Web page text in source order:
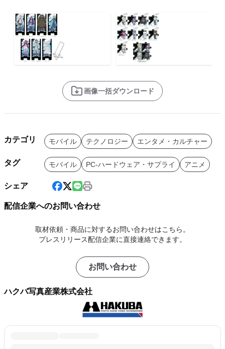
画像一括ダウンロード
カテゴリ モバイル テクノロジー エンタメ・カルチャー
タグ モバイル PC-ハードウェア・サプライ アニメ
シェア
配信企業へのお問い合わせ
取材依頼・商品に対するお問い合わせはこちら。
プレスリリース配信企業に直接連絡できます。
お問い合わせ
ハクバ写真産業株式会社